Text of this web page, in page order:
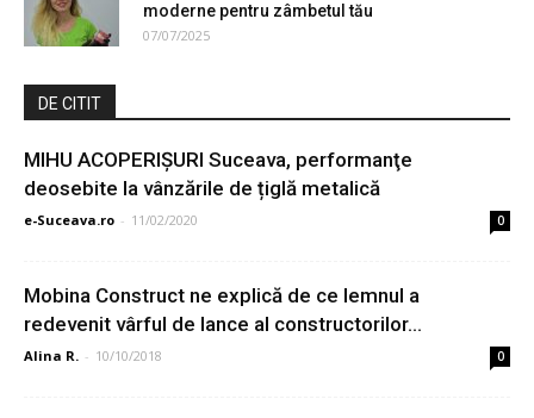
moderne pentru zâmbetul tău
07/07/2025
DE CITIT
MIHU ACOPERIȘURI Suceava, performanţe
deosebite la vânzările de țiglă metalică
e-Suceava.ro - 11/02/2020 0
Mobina Construct ne explică de ce lemnul a
redevenit vârful de lance al constructorilor...
Alina R. - 10/10/2018 0